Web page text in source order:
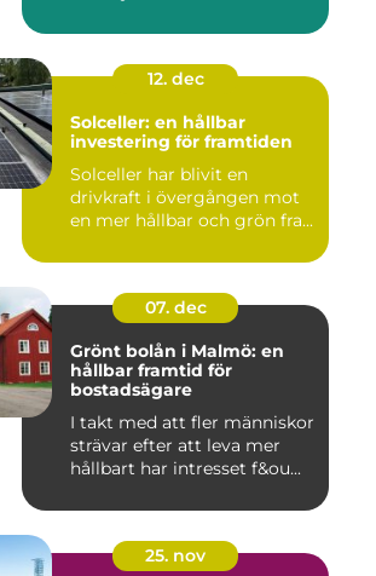
12. dec
Solceller: en hållbar
investering för framtiden
Solceller har blivit en
drivkraft i övergången mot
en mer hållbar och grön fra...
07. dec
Grönt bolån i Malmö: en
hållbar framtid för
bostadsägare
I takt med att fler människor
strävar efter att leva mer
hållbart har intresset f&ou...
25. nov